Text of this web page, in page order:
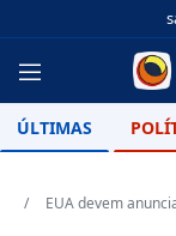
ÚLTIMAS
EUA devem